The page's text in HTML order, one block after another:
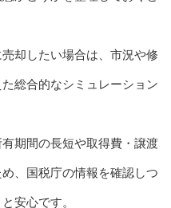
却したい場合は、市況や修
総合的なシミュレーション
期間の長短や取得費・譲渡
、国税庁の情報を確認しつ
安心です。